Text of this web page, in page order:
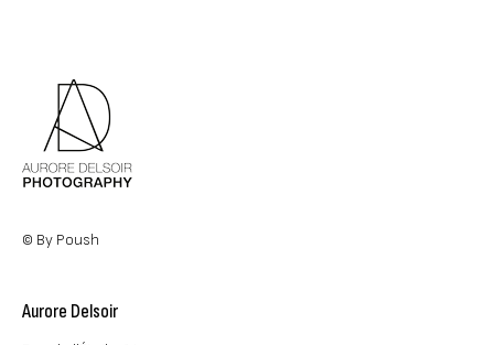
© By Poush
Aurore Delsoir